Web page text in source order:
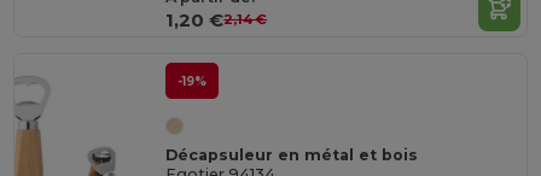
1,20 €2,14 €
-19%
Décapsuleur en métal et bois